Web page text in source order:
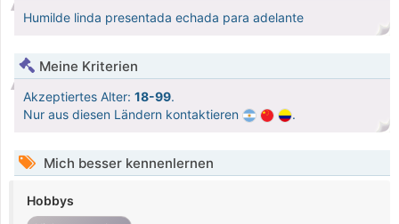
Humilde linda presentada echada para adelante
Meine Kriterien
Akzeptiertes Alter: 18-99.
Nur aus diesen Ländern kontaktieren
.
Mich besser kennenlernen
Hobbys